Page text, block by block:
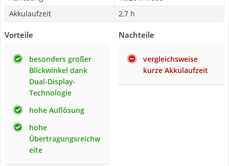
Akkulaufzeit
2,7 h
Vorteile
besonders großer
Blickwinkel dank
Dual-Display-
Technologie
hohe Auflösung
hohe
Übertragungsreichw
eite
Nachteile
vergleichsweise
kurze Akkulaufzeit